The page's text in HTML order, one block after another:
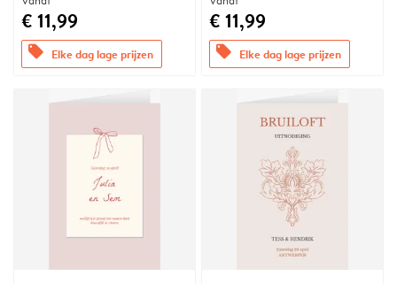
€ 11,99
offers Elke dag lage prijzen
€ 11,99
offers Elke dag lage prijzen